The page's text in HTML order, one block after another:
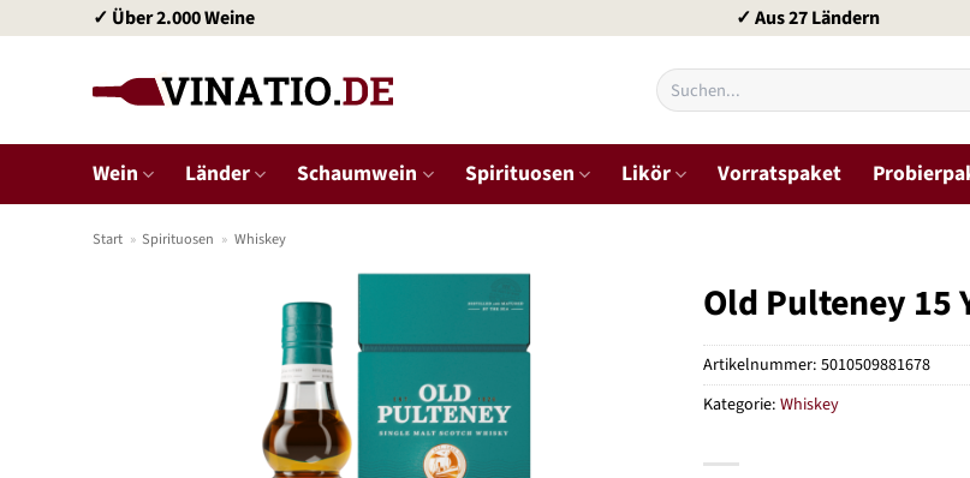
✓ Über 2.000 Weine ✓ Aus 27 Ländern
Suchen
nach:
Wein Länder Schaumwein Spirituosen Likör Vorratspaket
Start » Spirituosen » Whiskey
Old Pulteney 15
Artikelnummer:5010509881678
Kategorie:Whiskey